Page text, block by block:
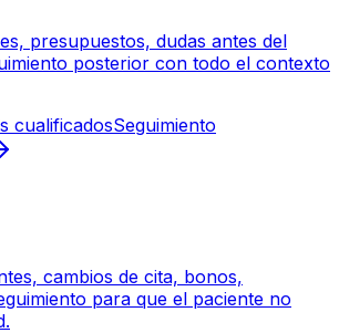
presupuestos, dudas antes del
posterior con todo el contexto
cualificadosSeguimiento
cambios de cita, bonos,
para que el paciente no